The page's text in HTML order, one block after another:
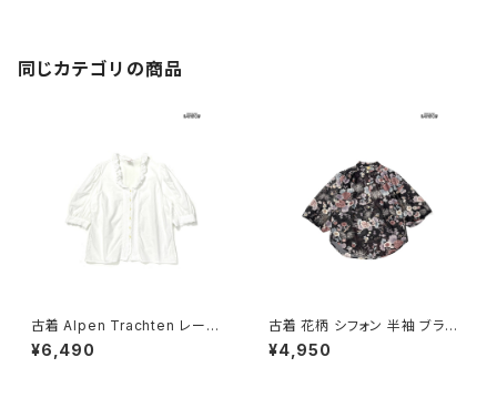
同じカテゴリの商品
古着 Alpen Trachten レース
無地 コットン100％ 五分袖 ブラ
ウス 白 生成り (ttu2605037)
¥6,490
古着 花柄 シフォン 半袖 ブラウ
ス 黒 (ttu2605043)
¥4,950